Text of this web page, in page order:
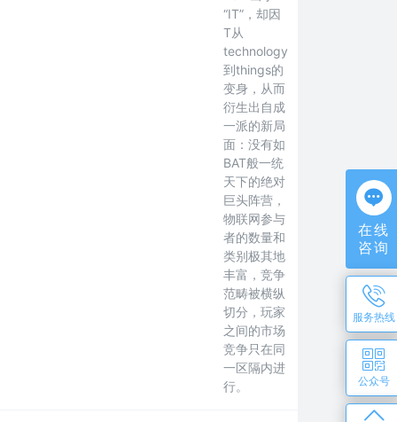
“IT”，却因
T从
technology
到things的
变身，从而
衍生出自成
一派的新局
面：没有如
BAT般一统
天下的绝对
巨头阵营，
物联网参与
者的数量和
类别极其地
丰富，竞争
范畴被横纵
切分，玩家
之间的市场
竞争只在同
一区隔内进
行。
在线
咨询
服务热线
公众号